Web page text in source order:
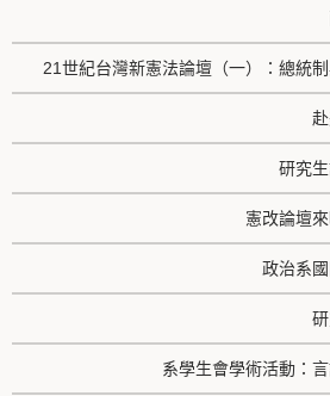
21世紀台灣新憲法論壇（一）：總統
研究
憲改論壇
政治系
系學生會學術活動：